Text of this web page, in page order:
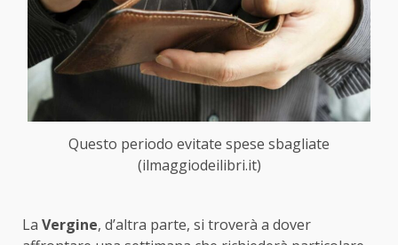
Questo periodo evitate spese sbagliate
(ilmaggiodeilibri.it)
La Vergine, d’altra parte, si troverà a dover